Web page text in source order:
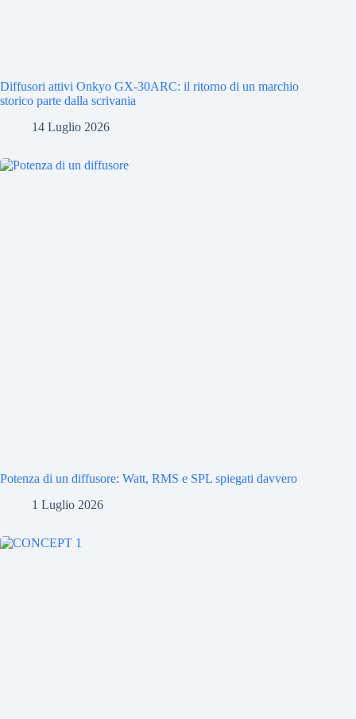
Diffusori attivi Onkyo GX-30ARC: il ritorno di un marchio
storico parte dalla scrivania
14 Luglio 2026
Potenza di un diffusore: Watt, RMS e SPL spiegati davvero
1 Luglio 2026